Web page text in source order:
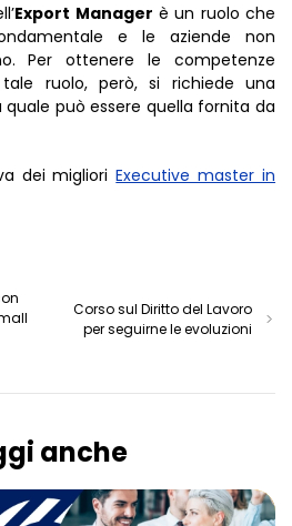
Export Manager è un ruolo che
e le aziende non
Per ottenere le competenze
ruolo, però, si richiede una
può essere quella fornita da
dei miglioriExecutive master in
Corso sul Diritto del Lavoro
per seguirne le evoluzioni
anche